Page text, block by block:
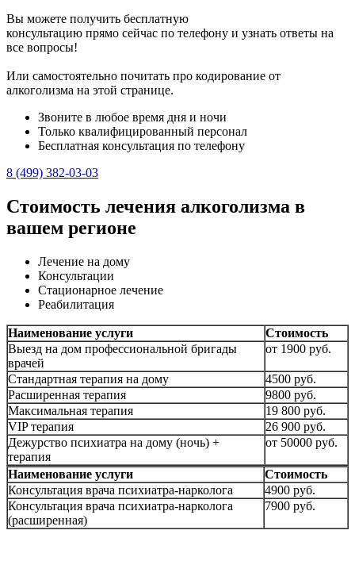
Вы можете получить бесплатную
консультацию прямо сейчас по телефону и узнать ответы на
все вопросы!
Или самостоятельно почитать про кодирование от
алкоголизма на этой странице.
Звоните в любое время дня и ночи
Только квалифицированный персонал
Бесплатная консультация по телефону
8 (499) 382-03-03
Стоимость лечения алкоголизма в
вашем регионе
Лечение на дому
Консультации
Стационарное лечение
Реабилитация
Наименование услуги
Стоимость
Выезд на дом профессиональной бригады
врачей
от 1900 руб.
Стандартная терапия на дому
4500 руб.
Расширенная терапия
9800 руб.
Максимальная терапия
19 800 руб.
VIP терапия
26 900 руб.
Дежурство психиатра на дому (ночь) +
терапия
от 50000 руб.
Наименование услуги
Стоимость
Консультация врача психиатра-нарколога
4900 руб.
Консультация врача психиатра-нарколога
(расширенная)
7900 руб.